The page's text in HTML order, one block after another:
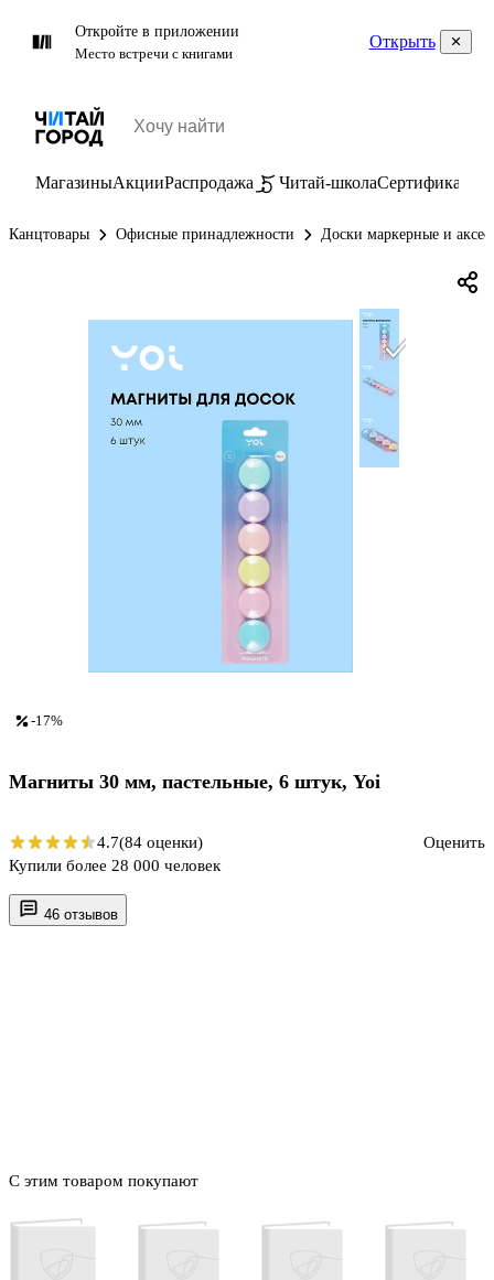
Откройте в приложении
Место встречи с книгами
Открыть
МагазиныАкцииРаспродажа Читай-школаСертификаты
Канцтовары Офисные принадлежности Доски маркерные и
46 отзывов
С этим товаром покупают
-17%
Магниты 30 мм, пастельные, 6 штук, Yoi
4.7(84 оценки)
Оценить
Купили более 28 000 человек